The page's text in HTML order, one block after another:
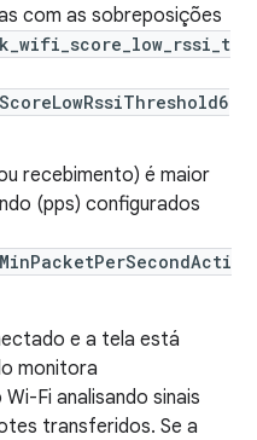
com as sobreposições
recebimento) é maior
(pps) configurados
e a tela está
monitora
Fi analisando sinais
transferidos. Se a